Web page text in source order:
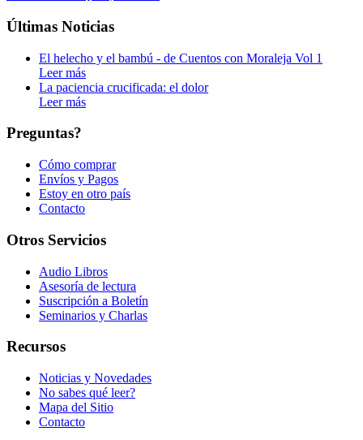
Últimas Noticias
El helecho y el bambú - de Cuentos con Moraleja Vol 1
Leer más
La paciencia crucificada: el dolor
Leer más
Preguntas?
Cómo comprar
Envíos y Pagos
Estoy en otro país
Contacto
Otros Servicios
Audio Libros
Asesoría de lectura
Suscripción a Boletín
Seminarios y Charlas
Recursos
Noticias y Novedades
No sabes qué leer?
Mapa del Sitio
Contacto